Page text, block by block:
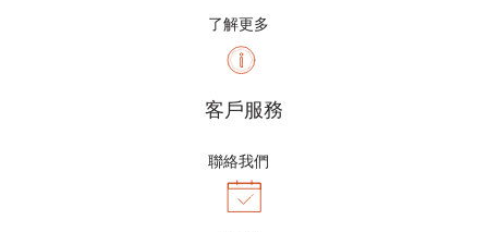
了解更多
客戶服務
聯絡我們